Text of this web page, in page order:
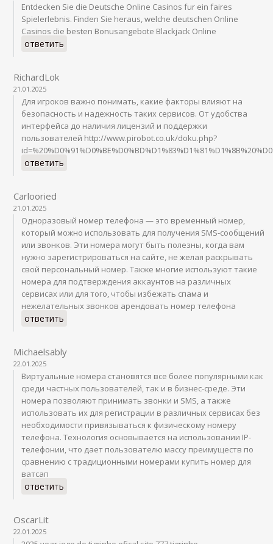
Entdecken Sie die Deutsche Online Casinos fur ein faires
Spielerlebnis. Finden Sie heraus, welche deutschen Online
Casinos die besten Bonusangebote Blackjack Online
ответить
RichardLok
21.01.2025
Для игроков важно понимать, какие факторы влияют на
безопасность и надежность таких сервисов. От удобства
интерфейса до наличия лицензий и поддержки
пользователей http://www.pirobot.co.uk/doku.php?
ответить
Carlooried
21.01.2025
Одноразовый номер телефона — это временный номер,
который можно использовать для получения SMS-сообщений
или звонков. Эти номера могут быть полезны, когда вам
нужно зарегистрироваться на сайте, не желая раскрывать
свой персональный номер. Также многие используют такие
номера для подтверждения аккаунтов на различных
сервисах или для того, чтобы избежать спама и
нежелательных звонков арендовать номер телефона
ответить
Michaelsably
22.01.2025
Виртуальные номера становятся все более популярными как
среди частных пользователей, так и в бизнес-среде. Эти
номера позволяют принимать звонки и SMS, а также
использовать их для регистрации в различных сервисах без
необходимости привязываться к физическому номеру
телефона. Технология основывается на использовании IP-
телефонии, что дает пользователю массу преимуществ по
сравнению с традиционными номерами купить номер для
ватсап
ответить
OscarLit
22.01.2025